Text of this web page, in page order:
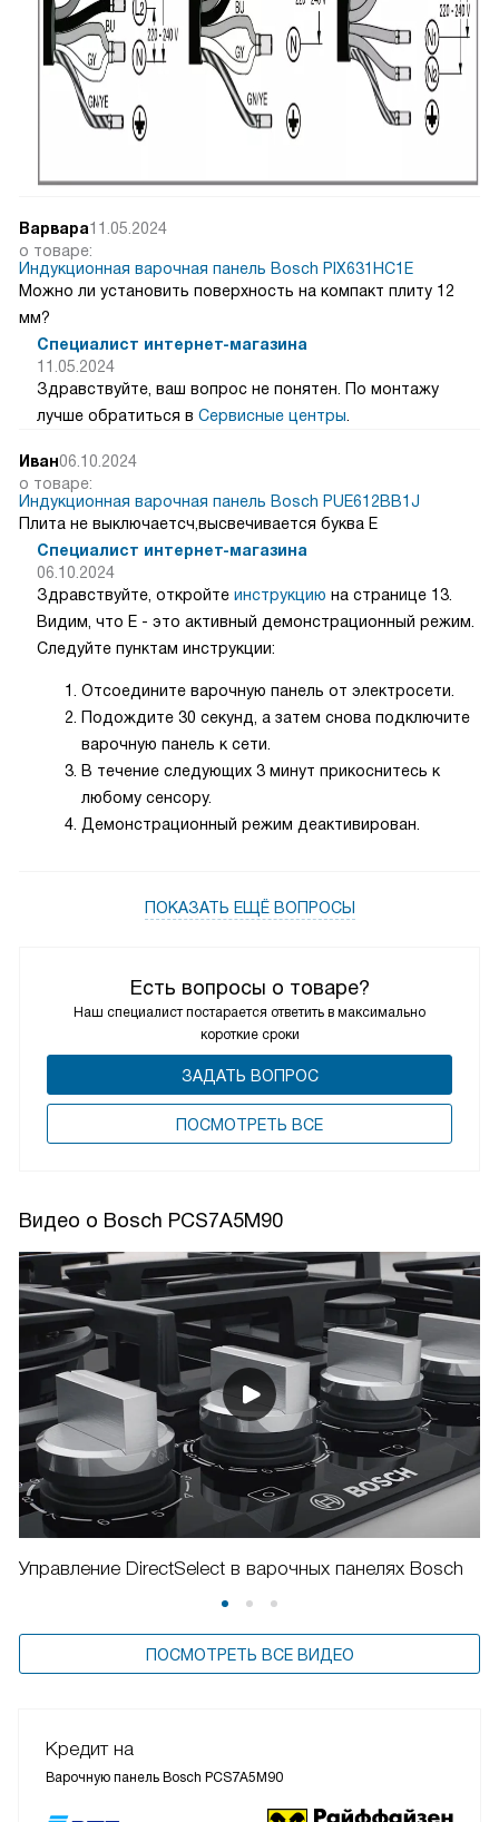
Есть вопросы о товаре?
Наш специалист постарается ответить в максимально
короткие сроки
ЗАДАТЬ ВОПРОС
ПОCМОТРЕТЬ ВСЕ
Варвара11.05.2024
о товаре:
Индукционная варочная панель Bosch PIX631HC1E
Можно ли установить поверхность на компакт плиту 12
мм?
Специалист интернет-магазина
11.05.2024
Здравствуйте, ваш вопрос не понятен. По монтажу
лучше обратиться в Сервисные центры
Иван06.10.2024
о товаре:
Индукционная варочная панель Bosch PUE612BB1J
Плита не выключаетсч,высвечивается буква Е
Специалист интернет-магазина
06.10.2024
Здравствуйте, откройте инструкцию на странице 13.
Видим, что E - это активный демонстрационный режим.
Следуйте пунктам инструкции:
Отсоедините варочную панель от электросети.
Подождите 30 секунд, а затем снова подключите
варочную панель к сети.
В течение следующих 3 минут прикоснитесь к
любому сенсору.
Демонстрационный режим деактивирован.
ПОКАЗАТЬ ЕЩЁ ВОПРОСЫ
Видео о Bosch PCS7A5M90
Управление DirectSelect в варочных панелях Bosch
ПОСМОТРЕТЬ ВСЕ ВИДЕО
Кредит на
Варочную панель Bosch PCS7A5M90